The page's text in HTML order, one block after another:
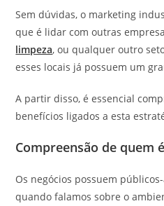
Sem dúvidas, o marketing
que é lidar com outras
limpeza, ou qualquer outro
esses locais já possuem um
A partir disso, é essencial
benefícios ligados a esta
Compreensão de quem
Os negócios possuem
quando falamos sobre o